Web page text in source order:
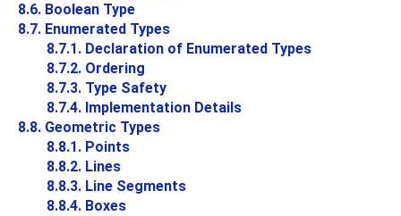
8.6. Boolean Type
8.7. Enumerated Types
8.7.1. Declaration of Enumerated Types
8.7.2. Ordering
8.7.3. Type Safety
8.7.4. Implementation Details
8.8. Geometric Types
8.8.1. Points
8.8.2. Lines
8.8.3. Line Segments
8.8.4. Boxes